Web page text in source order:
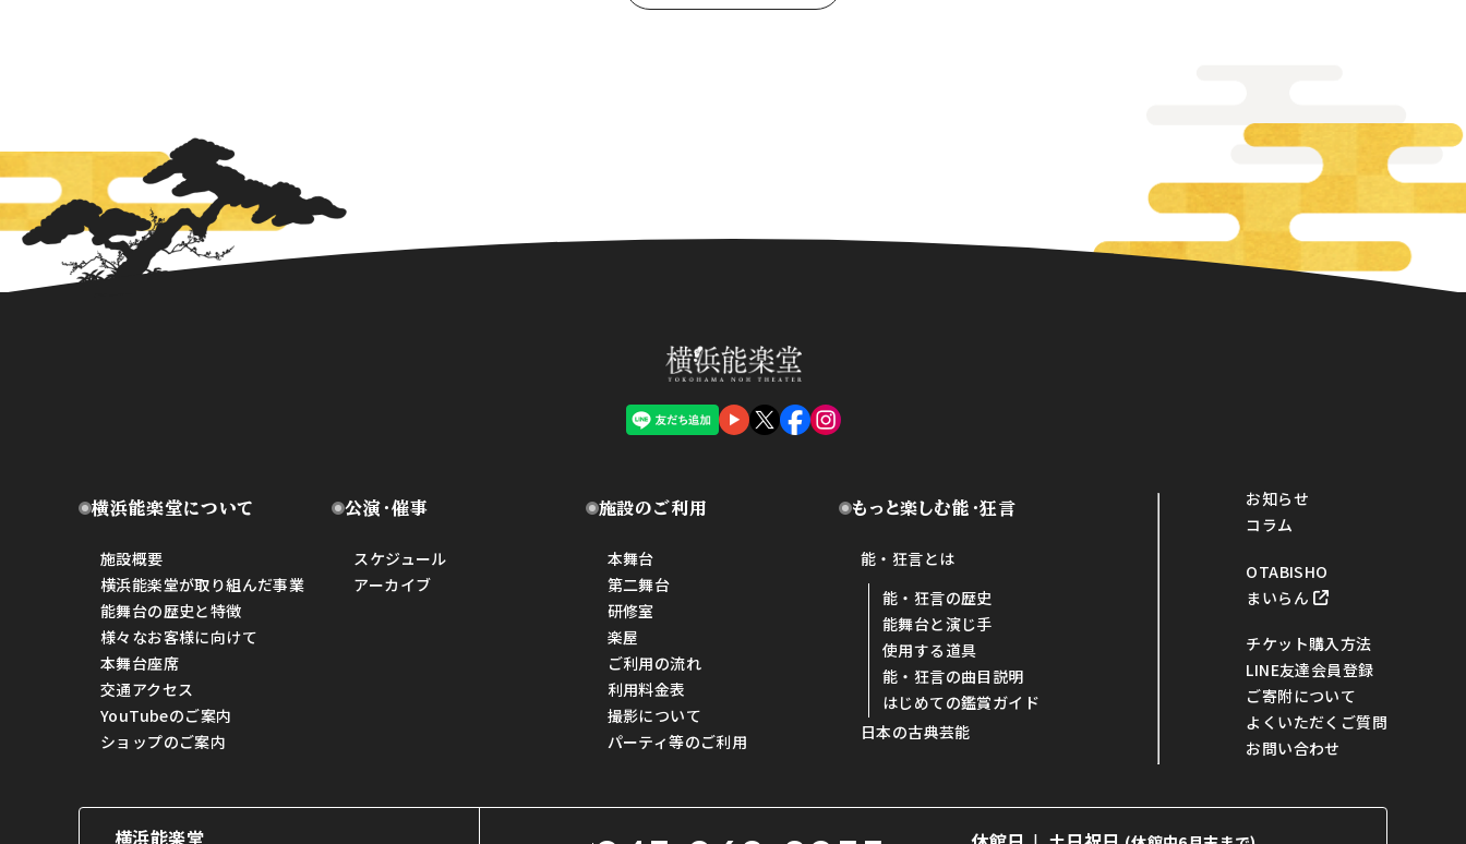
横浜能楽堂について
施設概要
横浜能楽堂が取り組んだ事業
能舞台の歴史と特徴
様々なお客様に向けて
本舞台座席
交通アクセス
YouTubeのご案内
ショップのご案内
公演・催事
スケジュール
アーカイブ
施設のご利用
本舞台
第二舞台
研修室
楽屋
ご利用の流れ
利用料金表
撮影について
パーティ等のご利用
もっと楽しむ能・狂言
能・狂言とは
能・狂言の歴史
能舞台と演じ手
使用する道具
能・狂言の曲目説明
はじめての鑑賞ガイド
日本の古典芸能
お知らせ
コラム
OTABISHO
まいらん
チケット購入方法
LINE友達会員登録
ご寄附について
よくいただくご質問
お問い合わせ
横浜能楽堂